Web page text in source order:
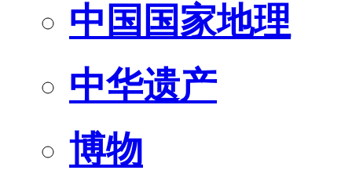
中国国家地理
中华遗产
博物